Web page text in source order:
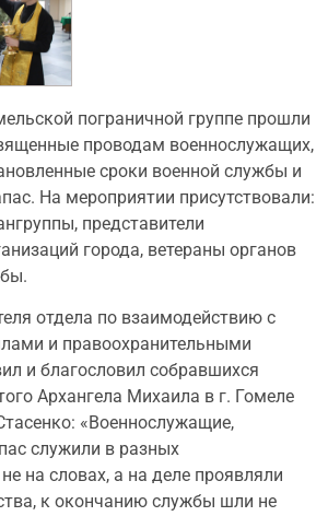
пограничной группе прошли
проводам военнослужащих,
сроки военной службы и
На мероприятии присутствовали:
представители
города, ветераны органов
отдела по взаимодействию с
и правоохранительными
и благословил собравшихся
Архангела Михаила в г. Гомеле
«Военнослужащие,
служили в разных
на словах, а на деле проявляли
к окончанию службы шли не